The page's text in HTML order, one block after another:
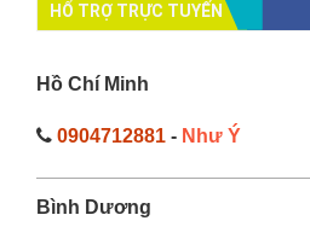
HỔ TRỢ TRỰC TUYẾN
Hồ Chí Minh
0904712881 - Như Ý
Bình Dương